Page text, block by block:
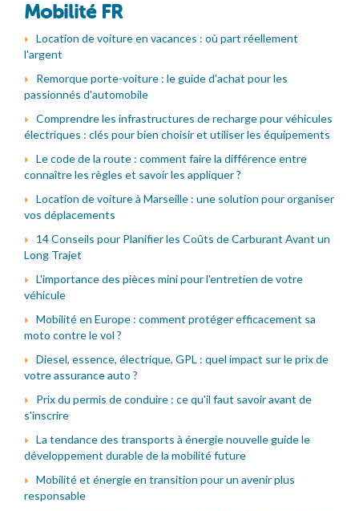
Mobilité FR
Location de voiture en vacances : où part réellement
l'argent
Remorque porte-voiture : le guide d'achat pour les
passionnés d'automobile
Comprendre les infrastructures de recharge pour véhicules
électriques : clés pour bien choisir et utiliser les équipements
Le code de la route : comment faire la différence entre
connaître les règles et savoir les appliquer ?
Location de voiture à Marseille : une solution pour organiser
vos déplacements
14 Conseils pour Planifier les Coûts de Carburant Avant un
Long Trajet
L'importance des pièces mini pour l'entretien de votre
véhicule
Mobilité en Europe : comment protéger efficacement sa
moto contre le vol ?
Diesel, essence, électrique, GPL : quel impact sur le prix de
votre assurance auto ?
Prix du permis de conduire : ce qu'il faut savoir avant de
s'inscrire
La tendance des transports à énergie nouvelle guide le
développement durable de la mobilité future
Mobilité et énergie en transition pour un avenir plus
responsable